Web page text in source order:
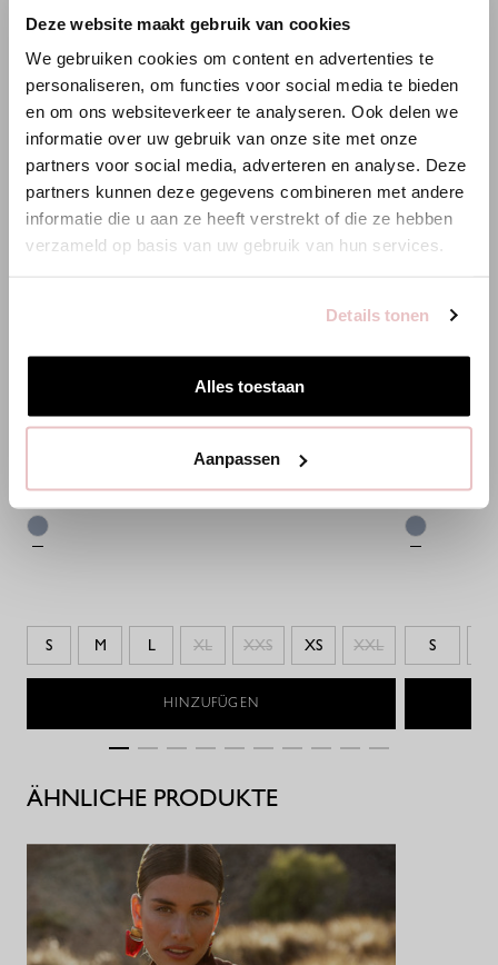
Deze website maakt gebruik van cookies
We gebruiken cookies om content en advertenties te
personaliseren, om functies voor social media te bieden
en om ons websiteverkeer te analyseren. Ook delen we
informatie over uw gebruik van onze site met onze
partners voor social media, adverteren en analyse. Deze
partners kunnen deze gegevens combineren met andere
informatie die u aan ze heeft verstrekt of die ze hebben
verzameld op basis van uw gebruik van hun services.
Details tonen
Alles toestaan
Aanpassen
LEXIE DENIM HOSE - DENIM LIGHT - 13716
159,95 €
S M L XL XXS XS XXL
HINZUFÜGEN
199,95 €
S
ÄHNLICHE PRODUKTE
WILLKOMMEN BEI STUDIO
ANNELOES
Es scheint, dass du uns von einem anderen Land aus
Bist du am richtigen Ort?
Zur niederländischen Seite wechseln